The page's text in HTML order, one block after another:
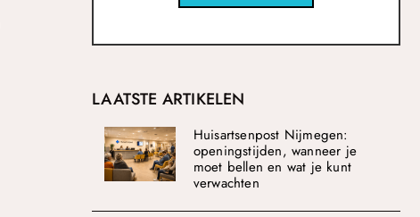
LAATSTE ARTIKELEN
Huisartsenpost Nijmegen:
openingstijden, wanneer je
moet bellen en wat je kunt
verwachten